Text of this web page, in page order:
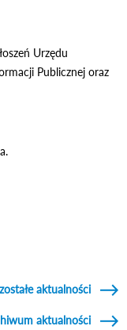
Urzędu
Publicznej oraz
aktualności
aktualności